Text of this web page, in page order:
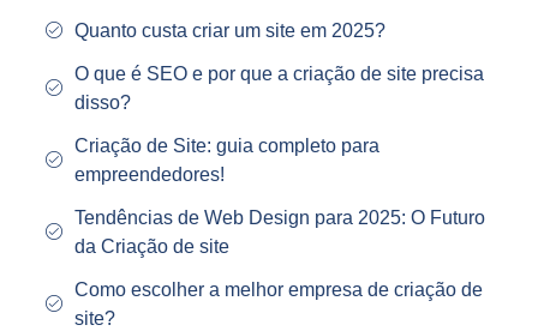
Quanto custa criar um site em 2025?
O que é SEO e por que a criação de site precisa
disso?
Criação de Site: guia completo para
empreendedores!
Tendências de Web Design para 2025: O Futuro
da Criação de site
Como escolher a melhor empresa de criação de
site?